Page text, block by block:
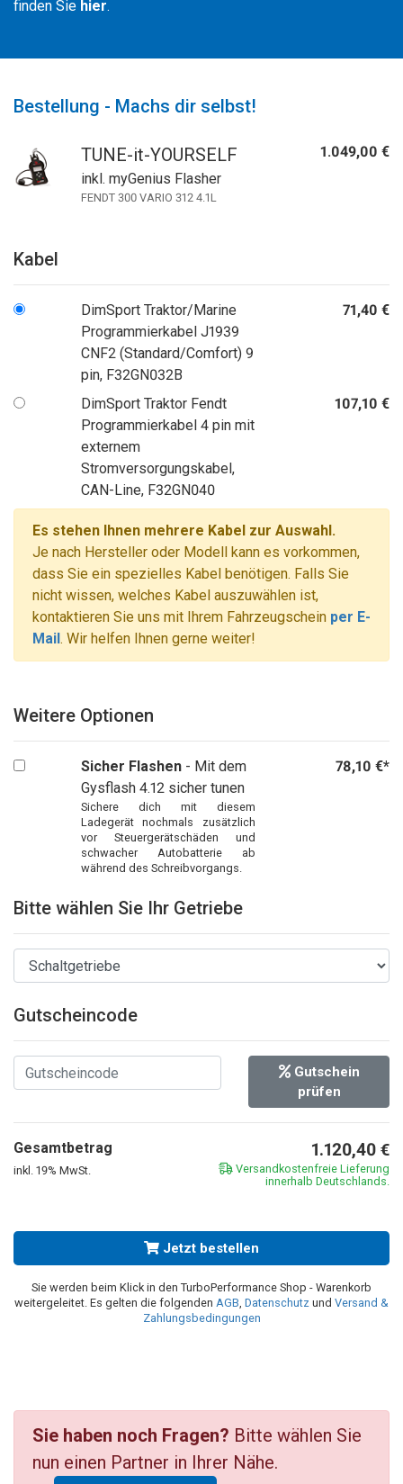
finden Sie hier.
Bestellung - Machs dir selbst!
TUNE-it-YOURSELF
inkl. myGenius Flasher
FENDT 300 VARIO 312 4.1L
1.049,00 €
Kabel
DimSport Traktor/Marine
Programmierkabel J1939
CNF2 (Standard/Comfort) 9
pin, F32GN032B
71,40 €
DimSport Traktor Fendt
Programmierkabel 4 pin mit
externem
Stromversorgungskabel,
CAN-Line, F32GN040
107,10 €
Es stehen Ihnen mehrere Kabel zur Auswahl.
Je nach Hersteller oder Modell kann es vorkommen,
dass Sie ein spezielles Kabel benötigen. Falls Sie
nicht wissen, welches Kabel auszuwählen ist,
kontaktieren Sie uns mit Ihrem Fahrzeugschein per E-
Mail. Wir helfen Ihnen gerne weiter!
Weitere Optionen
Sicher Flashen- Mit dem
Gysflash 4.12 sicher tunen
Sichere dich mit diesem
Ladegerät nochmals zusätzlich
vor Steuergerätschäden und
schwacher Autobatterie ab
während des Schreibvorgangs.
78,10 €*
Bitte wählen Sie Ihr Getriebe
Gutscheincode
Gutschein
prüfen
Gesamtbetrag
inkl. 19% MwSt.
1.120,40 €
Versandkostenfreie Lieferung
innerhalb Deutschlands.
Jetzt bestellen
Sie werden beim Klick in den TurboPerformance Shop - Warenkorb
weitergeleitet. Es gelten die folgenden AGB, Datenschutz und Versand &
Zahlungsbedingungen
Sie haben noch Fragen? Bitte wählen Sie
nun einen Partner in Ihrer Nähe.